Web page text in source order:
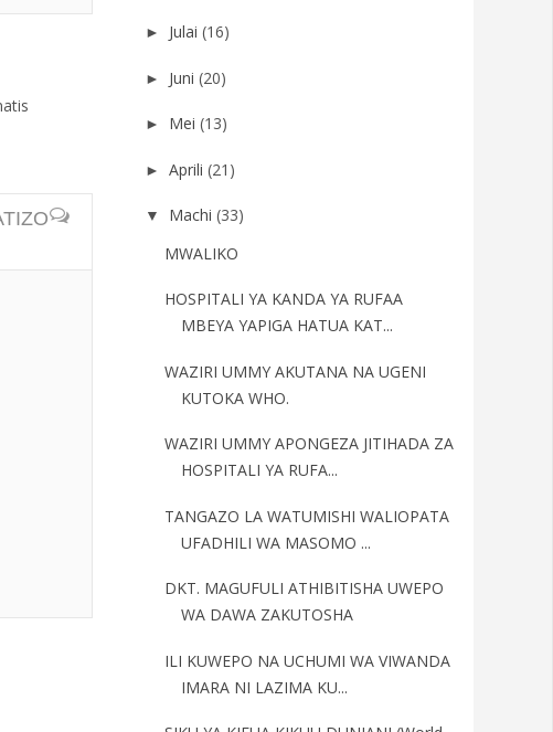
► Julai (16)
► Juni (20)
► Mei (13)
► Aprili (21)
▼ Machi (33)
MWALIKO
HOSPITALI YA KANDA YA RUFAA
MBEYA YAPIGA HATUA KAT...
WAZIRI UMMY AKUTANA NA UGENI
KUTOKA WHO.
WAZIRI UMMY APONGEZA JITIHADA ZA
HOSPITALI YA RUFA...
TANGAZO LA WATUMISHI WALIOPATA
UFADHILI WA MASOMO ...
DKT. MAGUFULI ATHIBITISHA UWEPO
WA DAWA ZAKUTOSHA
ILI KUWEPO NA UCHUMI WA VIWANDA
IMARA NI LAZIMA KU...